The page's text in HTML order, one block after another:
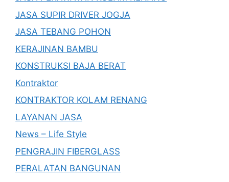
JASA SUPIR DRIVER JOGJA
JASA TEBANG POHON
KERAJINAN BAMBU
KONSTRUKSI BAJA BERAT
Kontraktor
KONTRAKTOR KOLAM RENANG
LAYANAN JASA
News – Life Style
PENGRAJIN FIBERGLASS
PERALATAN BANGUNAN